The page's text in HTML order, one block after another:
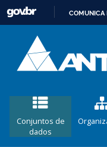
COMUNICA
Conjuntos de
dados